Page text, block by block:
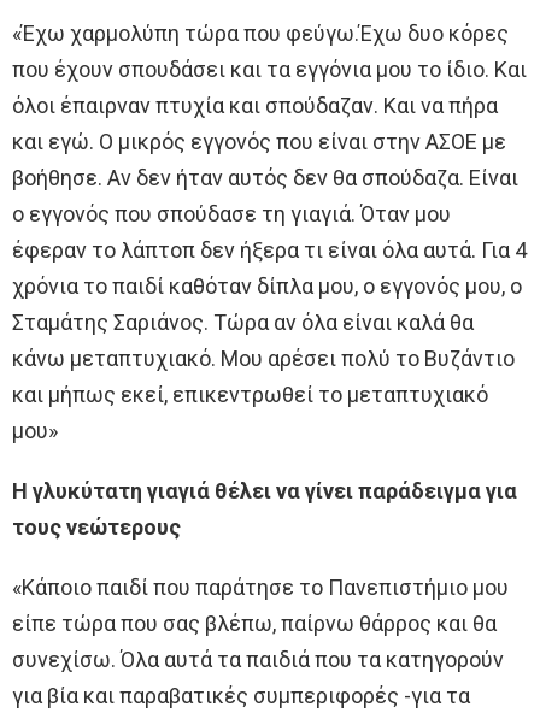
«Έχω χαρμολύπη τώρα που φεύγω.Έχω δυο κόρες
που έχουν σπουδάσει και τα εγγόνια μου το ίδιο. Και
όλοι έπαιρναν πτυχία και σπούδαζαν. Και να πήρα
και εγώ. Ο μικρός εγγονός που είναι στην ΑΣΟΕ με
βοήθησε. Αν δεν ήταν αυτός δεν θα σπούδαζα. Είναι
ο εγγονός που σπούδασε τη γιαγιά. Όταν μου
έφεραν το λάπτοπ δεν ήξερα τι είναι όλα αυτά. Για 4
χρόνια το παιδί καθόταν δίπλα μου, ο εγγονός μου, ο
Σταμάτης Σαριάνος. Τώρα αν όλα είναι καλά θα
κάνω μεταπτυχιακό. Μου αρέσει πολύ το Βυζάντιο
και μήπως εκεί, επικεντρωθεί το μεταπτυχιακό
μου»
Η γλυκύτατη γιαγιά θέλει να γίνει παράδειγμα για
τους νεώτερους
«Κάποιο παιδί που παράτησε το Πανεπιστήμιο μου
είπε τώρα που σας βλέπω, παίρνω θάρρος και θα
συνεχίσω. Όλα αυτά τα παιδιά που τα κατηγορούν
για βία και παραβατικές συμπεριφορές -για τα